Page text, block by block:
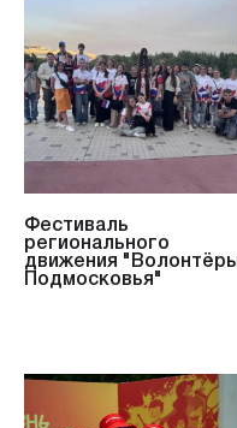
Фестиваль
регионального
движения "Волонтёры
Подмосковья"